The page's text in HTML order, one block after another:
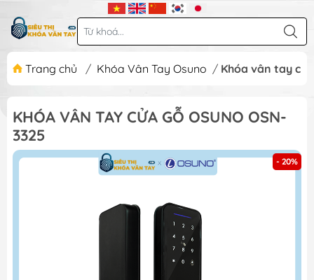
Trang chủ / Khóa Vân Tay Osuno / Khóa vân tay
KHÓA VÂN TAY CỬA GỖ OSUNO OSN-
3325
- 20%